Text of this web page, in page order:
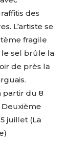
des
L’artiste se
fragile
le sel brûle la
de près la
partir du 8
juillet (La